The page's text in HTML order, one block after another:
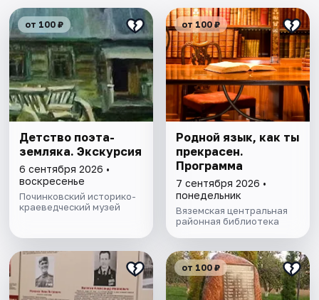
от 100 ₽
Детство поэта-
земляка. Экскурсия
6 сентября 2026 •
воскресенье
Починковский историко-
краеведческий музей
от 100 ₽
Родной язык, как ты
прекрасен.
Программа
7 сентября 2026 •
понедельник
Вяземская центральная
районная библиотека
от 100 ₽